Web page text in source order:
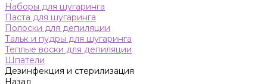
Наборы для шугаринга
Паста для шугаринга
Полоски для депиляции
Тальк и пудры для шугаринга
Теплые воски для депиляции
Шпатели
Дезинфекция и стерилизация
Назад